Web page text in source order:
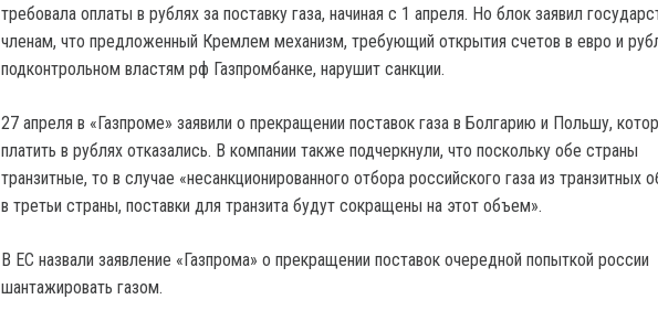
требовала оплаты в рублях за поставку газа, начиная с 1 апреля. Но блок заявил
членам, что предложенный Кремлем механизм, требующий открытия счетов в евро и
подконтрольном властям рф Газпромбанке, нарушит санкции.
27 апреля в «Газпроме» заявили о прекращении поставок газа в Болгарию и Польшу,
платить в рублях отказались. В компании также подчеркнули, что поскольку обе страны
транзитные, то в случае «несанкционированного отбора российского газа из транзитных
в третьи страны, поставки для транзита будут сокращены на этот объем».
В ЕС назвали заявление «Газпрома» о прекращении поставок очередной попыткой россии
шантажировать газом.